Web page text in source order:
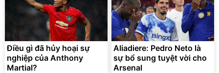
Điều gì đã hủy hoại sự
nghiệp của Anthony
Martial?
Aliadiere: Pedro Neto là
sự bổ sung tuyệt vời cho
Arsenal